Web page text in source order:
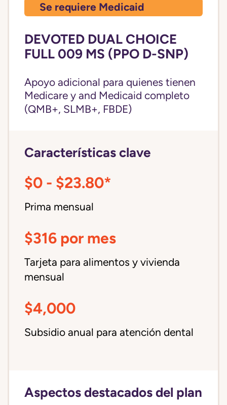
Se requiere Medicaid
DEVOTED DUAL CHOICE
FULL 009 MS (PPO D-SNP)
Apoyo adicional para quienes tienen
Medicare y and Medicaid completo
(QMB+, SLMB+, FBDE)
Características clave
$0 - $23.80*
Prima mensual
$316 por mes
Tarjeta para alimentos y vivienda
mensual
$4,000
Subsidio anual para atención dental
Aspectos destacados del plan